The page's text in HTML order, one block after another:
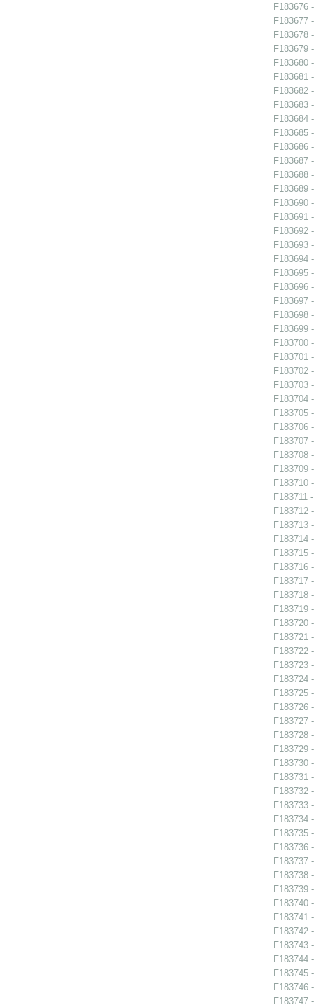
F183676
F183677
F183678
F183679
F183680
F183681
F183682
F183683
F183684
F183685
F183686
F183687
F183688
F183689
F183690
F183691
F183692
F183693
F183694
F183695
F183696
F183697
F183698
F183699
F183700
F183701
F183702
F183703
F183704
F183705
F183706
F183707
F183708
F183709
F183710
F183711
F183712
F183713
F183714
F183715
F183716
F183717
F183718
F183719
F183720
F183721
F183722
F183723
F183724
F183725
F183726
F183727
F183728
F183729
F183730
F183731
F183732
F183733
F183734
F183735
F183736
F183737
F183738
F183739
F183740
F183741
F183742
F183743
F183744
F183745
F183746
F183747